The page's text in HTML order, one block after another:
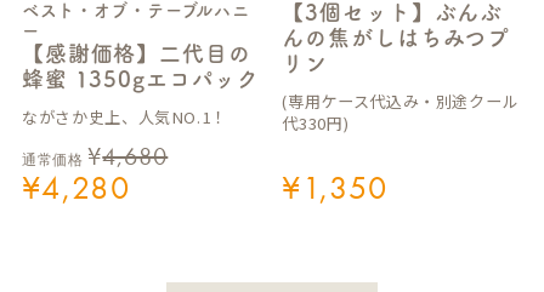
ベスト・オブ・テーブルハニ
ー
【感謝価格】二代目の
蜂蜜 1350gエコパック
ながさか史上、人気NO.1！
通常価格 ¥4,680
¥4,280
【3個セット】ぶんぶ
んの焦がしはちみつプ
リン
(専用ケース代込み・別途クール
代330円)
¥1,350